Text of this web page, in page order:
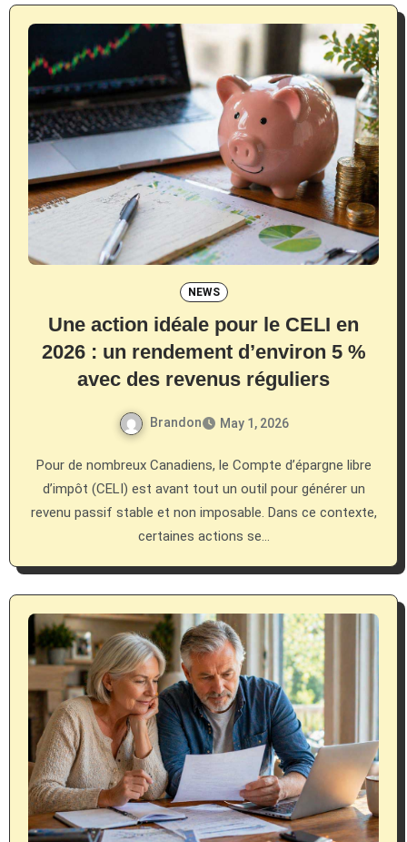
NEWS
Une action idéale pour le CELI en
2026 : un rendement d’environ 5 %
avec des revenus réguliers
Brandon May 1, 2026
Pour de nombreux Canadiens, le Compte d’épargne libre
d’impôt (CELI) est avant tout un outil pour générer un
revenu passif stable et non imposable. Dans ce contexte,
certaines actions se…